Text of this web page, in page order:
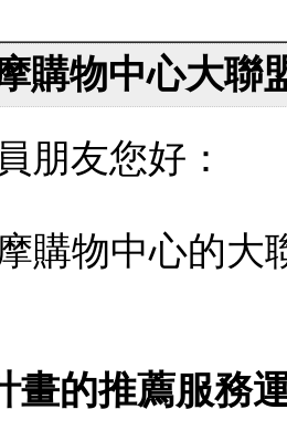
購物中心大聯
朋友您好：
購物中心的大
畫的推薦服務